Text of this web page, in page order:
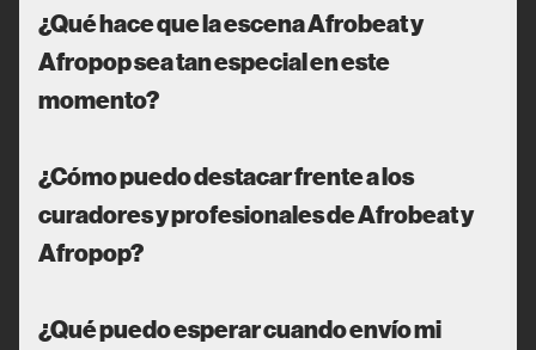
¿Qué hace que la escena Afrobeat y
Afropop sea tan especial en este
momento?
¿Cómo puedo destacar frente a los
curadores y profesionales de Afrobeat y
Afropop?
¿Qué puedo esperar cuando envío mi